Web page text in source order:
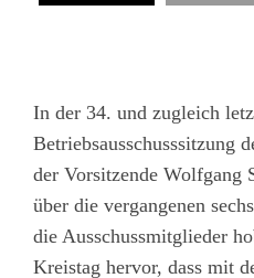
In der 34. und zugleich
Betriebsausschusssitzung
der Vorsitzende Wolfgang
über die vergangenen
die Ausschussmitglieder
Kreistag hervor, dass mit